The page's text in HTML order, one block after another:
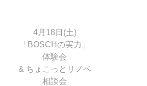
4月18日(土)
「BOSCHの実力」
体験会
& ちょこっとリノベ
相談会